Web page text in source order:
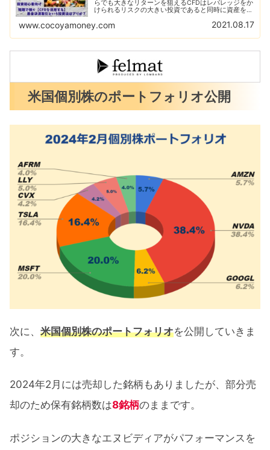
らでも大きなリターンを狙えるCFDはレバレッジをか
けられるリスクの大きい投資であると同時に資産を急
リック証券がおすすめ！デモ取引で練習しよう！
www.cocoyamoney.com 2021.08.17
米国個別株のポートフォリオ公開
次に、 米国個別株のポートフォリオを公開していきま
す。
2024年2月には売却した銘柄もありましたが、部分売
却のため保有銘柄数は8銘柄のままです。
ポジションの大きなエヌビディアがパフォーマンスを